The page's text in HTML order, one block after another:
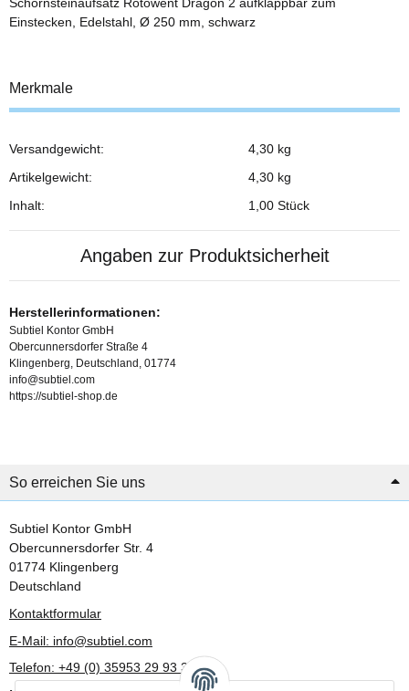
Einstecken, Edelstahl, Ø 250 mm, schwarz
Merkmale
Produkteigenschaft
Wert
Versandgewicht:
4,30 kg
Artikelgewicht:
4,30 kg
Inhalt:
1,00 Stück
Angaben zur Produktsicherheit
Herstellerinformationen:
Subtiel Kontor GmbH
Obercunnersdorfer Straße 4
Klingenberg, Deutschland, 01774
info@subtiel.com
https://subtiel-shop.de
So erreichen Sie uns
Subtiel Kontor GmbH
Obercunnersdorfer Str. 4
01774 Klingenberg
Deutschland
Kontaktformular
E-Mail: info@subtiel.com
Telefon: +49 (0) 35953 29 93 30